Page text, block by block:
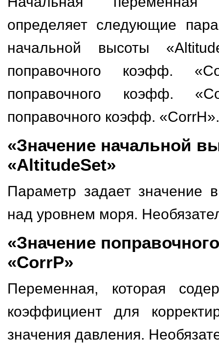
определяет следующие
начальной высоты
поправочного коэфф.
поправочного коэфф.
поправочного коэфф. «CorrH».
«Значение начальной
«AltitudeSet»
Параметр задает значение
над уровнем моря.
«Значение
«CorrP»
Переменная, которая
коэффициент для
значения давления.